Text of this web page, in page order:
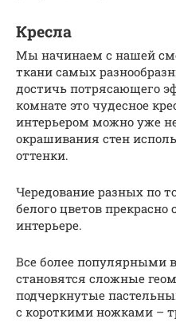
Кресла
Мы начинаем с нашей
ткани самых
достичь потрясающего
комнате это чудесное
интерьером можно уже
окрашивания стен
оттенки.
Чередование разных по
белого цветов
интерьере.
Все более популярными
становятся сложные
подчеркнутые
с короткими ножками –